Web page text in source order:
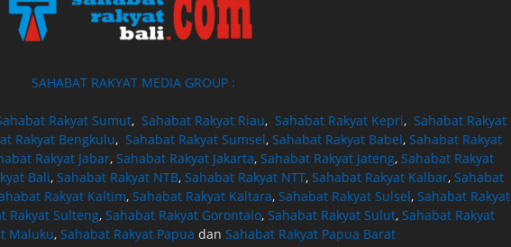
SAHABAT RAKYAT MEDIA GROUP :
Rakyat Sumut, Sahabat Rakyat Riau, Sahabat Rakyat Kepri, Sahabat Rakyat
Rakyat Bengkulu,Sahabat Rakyat Sumsel,Sahabat Rakyat Babel,Sahabat Rakyat
Rakyat Jabar, Sahabat Rakyat Jakarta, Sahabat Rakyat Jateng, Sahabat Rakyat
Bali, Sahabat Rakyat NTB, Sahabat Rakyat NTT, Sahabat Rakyat Kalbar, Sahabat
Rakyat Kaltim, Sahabat Rakyat Kaltara, Sahabat Rakyat Sulsel, Sahabat Rakyat
Rakyat Sulteng, Sahabat Rakyat Gorontalo, Sahabat Rakyat Sulut, Sahabat Rakyat
Maluku, Sahabat Rakyat Papua dan Sahabat Rakyat Papua Barat